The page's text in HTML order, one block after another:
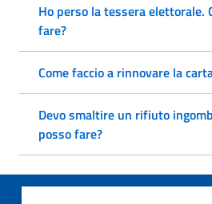
Ho perso la tessera elettorale.
fare?
Come faccio a rinnovare la
Devo smaltire un rifiuto
posso fare?